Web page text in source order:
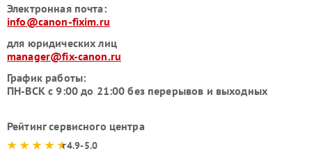
Электронная почта:
info@canon-fixim.ru
для юридических лиц
manager@fix-canon.ru
График работы:
ПН-ВСК с 9:00 до 21:00 без перерывов и выходных
Рейтинг сервисного центра
4.9-5.0